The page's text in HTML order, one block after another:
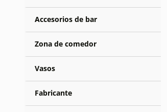
Accesorios de bar
Zona de comedor
Vasos
Fabricante